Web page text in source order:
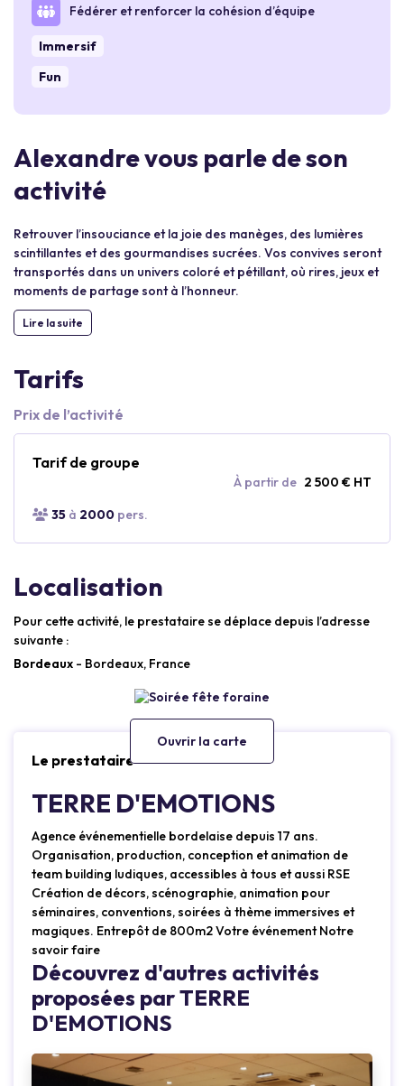
Fédérer et renforcer la cohésion d’équipe
Immersif
Fun
Alexandre vous parle de son
activité
Retrouver l’insouciance et la joie des manèges, des lumières
scintillantes et des gourmandises sucrées. Vos convives seront
transportés dans un univers coloré et pétillant, où rires, jeux et
moments de partage sont à l’honneur.
Lire la suite
Tarifs
Prix de l’activité
Tarif de groupe
À partir de 2 500 € HT
35 à 2000 pers.
Localisation
Pour cette activité, le prestataire se déplace depuis l’adresse
suivante :
Bordeaux - Bordeaux, France
Ouvrir la carte
Le prestataire
TERRE D'EMOTIONS
Agence événementielle bordelaise depuis 17 ans.
Organisation, production, conception et animation de
team building ludiques, accessibles à tous et aussi RSE
Création de décors, scénographie, animation pour
séminaires, conventions, soirées à thème immersives et
magiques. Entrepôt de 800m2 Votre événement Notre
savoir faire
Découvrez d'autres activités
proposées par TERRE
D'EMOTIONS